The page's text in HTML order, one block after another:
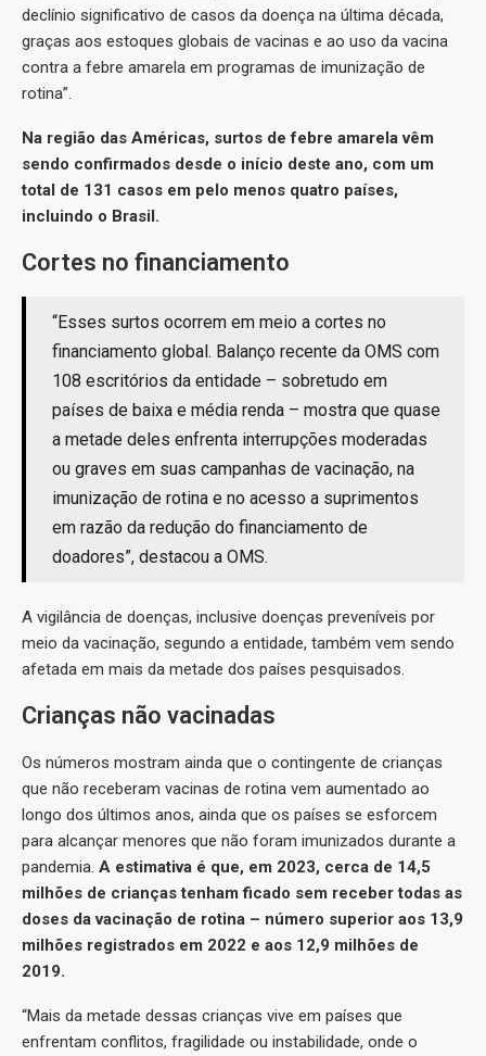
declínio significativo de casos da doença na última década,
graças aos estoques globais de vacinas e ao uso da vacina
contra a febre amarela em programas de imunização de
rotina”.
Na região das Américas, surtos de febre amarela vêm
sendo confirmados desde o início deste ano, com um
total de 131 casos em pelo menos quatro países,
incluindo o Brasil.
Cortes no financiamento
“Esses surtos ocorrem em meio a cortes no
financiamento global. Balanço recente da OMS com
108 escritórios da entidade – sobretudo em
países de baixa e média renda – mostra que quase
a metade deles enfrenta interrupções moderadas
ou graves em suas campanhas de vacinação, na
imunização de rotina e no acesso a suprimentos
em razão da redução do financiamento de
doadores”, destacou a OMS.
A vigilância de doenças, inclusive doenças preveníveis por
meio da vacinação, segundo a entidade, também vem sendo
afetada em mais da metade dos países pesquisados.
Crianças não vacinadas
Os números mostram ainda que o contingente de crianças
que não receberam vacinas de rotina vem aumentado ao
longo dos últimos anos, ainda que os países se esforcem
para alcançar menores que não foram imunizados durante a
pandemia. A estimativa é que, em 2023, cerca de 14,5
milhões de crianças tenham ficado sem receber todas as
doses da vacinação de rotina – número superior aos 13,9
milhões registrados em 2022 e aos 12,9 milhões de
2019.
“Mais da metade dessas crianças vive em países que
enfrentam conflitos, fragilidade ou instabilidade, onde o